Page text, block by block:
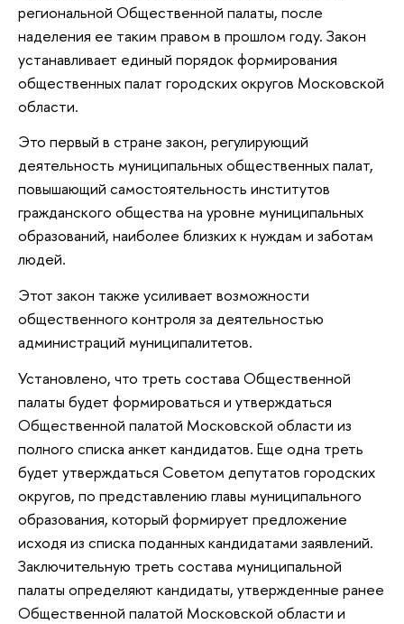
региональной Общественной палаты, после
наделения ее таким правом в прошлом году. Закон
устанавливает единый порядок формирования
общественных палат городских округов Московской
области.
Это первый в стране закон, регулирующий
деятельность муниципальных общественных палат,
повышающий самостоятельность институтов
гражданского общества на уровне муниципальных
образований, наиболее близких к нуждам и заботам
людей.
Этот закон также усиливает возможности
общественного контроля за деятельностью
администраций муниципалитетов.
Установлено, что треть состава Общественной
палаты будет формироваться и утверждаться
Общественной палатой Московской области из
полного списка анкет кандидатов. Еще одна треть
будет утверждаться Советом депутатов городских
округов, по представлению главы муниципального
образования, который формирует предложение
исходя из списка поданных кандидатами заявлений.
Заключительную треть состава муниципальной
палаты определяют кандидаты, утвержденные ранее
Общественной палатой Московской области и